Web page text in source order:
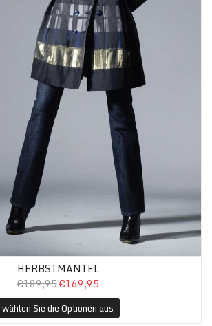
HERBSTMANTEL
€189,95€169,95
wählen Sie die Optionen aus